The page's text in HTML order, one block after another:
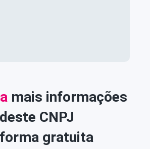
mais informações
deste CNPJ
gratuita